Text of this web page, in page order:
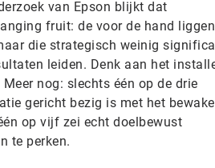
van Epson blijkt dat
fruit: de voor de hand
die strategisch weinig
leiden. Denk aan het
nog: slechts één op de drie
gericht bezig is met het
op vijf zei echt doelbewust
te perken.